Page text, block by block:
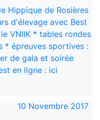
Hippique de Rosières
d'élevage avec Best
VNIIK * tables rondes
* épreuves sportives :
de gala et soirée
en ligne : ici
10 Novembre 2017